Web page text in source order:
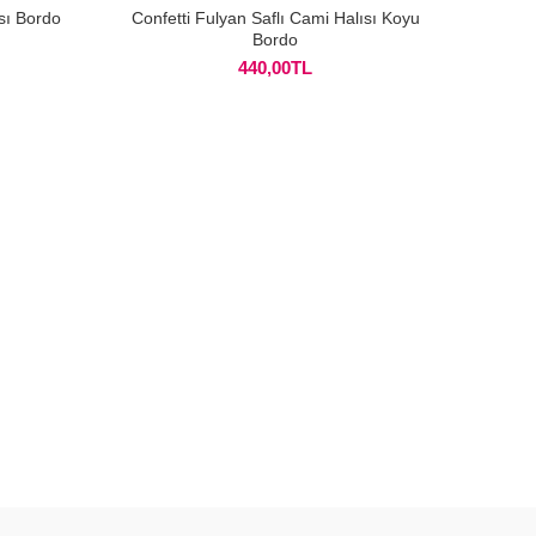
Bordo
Confetti Fulyan Saflı Cami Halısı Koyu
Bordo
440,00TL